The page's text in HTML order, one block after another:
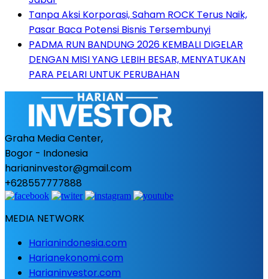
Tanpa Aksi Korporasi, Saham ROCK Terus Naik,
Pasar Baca Potensi Bisnis Tersembunyi
PADMA RUN BANDUNG 2026 KEMBALI DIGELAR
DENGAN MISI YANG LEBIH BESAR, MENYATUKAN
PARA PELARI UNTUK PERUBAHAN
Graha Media Center,
Bogor - Indonesia
harianinvestor@gmail.com
+628557777888
MEDIA NETWORK
Harianindonesia.com
Harianekonomi.com
Harianinvestor.com